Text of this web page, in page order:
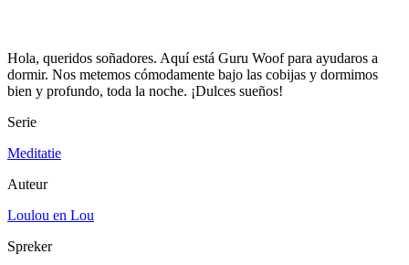
Hola, queridos soñadores. Aquí está Guru Woof para ayudaros a
dormir. Nos metemos cómodamente bajo las cobijas y dormimos
bien y profundo, toda la noche. ¡Dulces sueños!
Serie
Meditatie
Auteur
Loulou en Lou
Spreker